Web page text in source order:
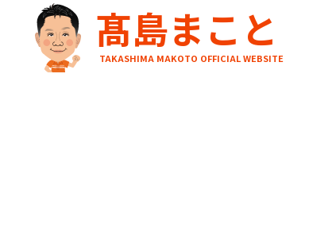
髙島まこと
TAKASHIMA MAKOTO OFFICIAL WEBSITE
HOME ブログ 別に良い子にならんでもええよ